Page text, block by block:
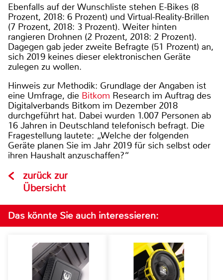
Ebenfalls auf der Wunschliste stehen E-Bikes (8
Prozent, 2018: 6 Prozent) und Virtual-Reality-Brillen
(7 Prozent, 2018: 3 Prozent). Weiter hinten
rangieren Drohnen (2 Prozent, 2018: 2 Prozent).
Dagegen gab jeder zweite Befragte (51 Prozent) an,
sich 2019 keines dieser elektronischen Geräte
zulegen zu wollen.
Hinweis zur Methodik: Grundlage der Angaben ist
eine Umfrage, die Bitkom Research im Auftrag des
Digitalverbands Bitkom im Dezember 2018
durchgeführt hat. Dabei wurden 1.007 Personen ab
16 Jahren in Deutschland telefonisch befragt. Die
Fragestellung lautete: „Welche der folgenden
Geräte planen Sie im Jahr 2019 für sich selbst oder
ihren Haushalt anzuschaffen?“
zurück zur
Übersicht
Das könnte Sie auch interessieren: